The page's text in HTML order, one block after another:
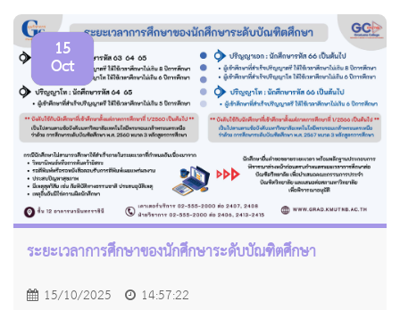
15
Oct
ระยะเวลาการศึกษาของนักศึกษาระดับบัณฑิตศึกษา
15/10/2025 14:57:22